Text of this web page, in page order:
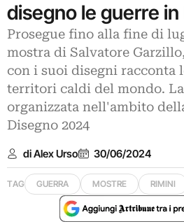
disegno le guerre
Prosegue fino alla fine di
mostra di Salvatore
con i suoi disegni racconta
territori caldi del mondo. La
organizzata nell'ambito
Disegno 2024
di Alex Urso 30/06/2024
TAG GUERRA MOSTRE RIMINI